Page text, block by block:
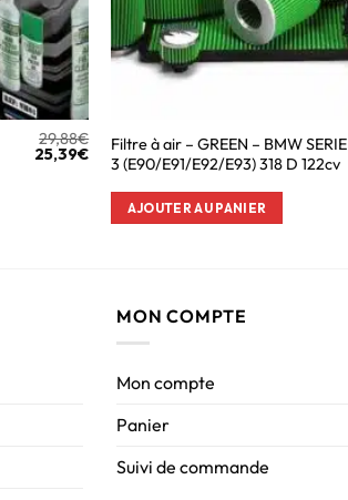
29,88€
25,39€
Filtre à air – GREEN – BMW SERIE
3 (E90/E91/E92/E93) 318 D 122cv
AJOUTER AU PANIER
MON COMPTE
Mon compte
Panier
Suivi de commande